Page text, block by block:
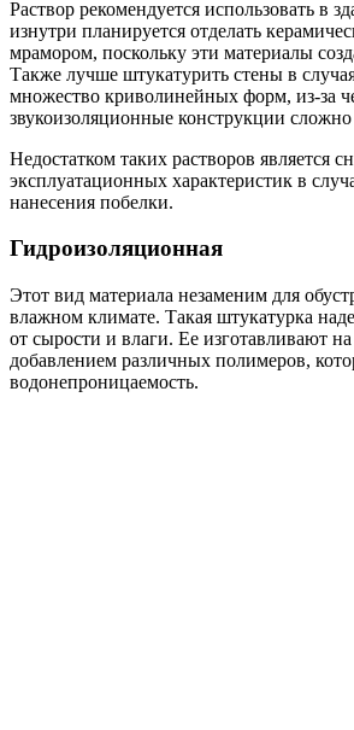
Раствор рекомендуется использовать в
изнутри планируется отделать
мрамором, поскольку эти материалы
Также лучше штукатурить стены в
множество криволинейных форм, из-за
звукоизоляционные конструкции
Недостатком таких растворов является
эксплуатационных характеристик в
нанесения побелки.
Гидроизоляционная
Этот вид материала незаменим для
влажном климате. Такая штукатурка
от сырости и влаги. Ее изготавливают
добавлением различных полимеров,
водонепроницаемость.